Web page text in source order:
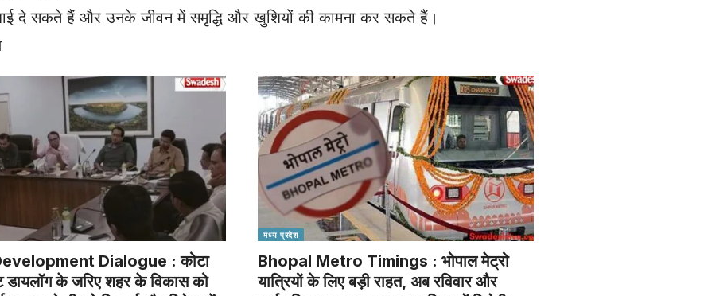
दे सकते हैं और उनके जीवन में समृद्धि और खुशियों की कामना कर सकते हैं।
Dialogue : कोटा
के जरिए शहर के विकास को
मध्य प्रदेश
Bhopal Metro Timings : भोपाल मेट्रो
यात्रियों के लिए बड़ी राहत, अब रविवार और